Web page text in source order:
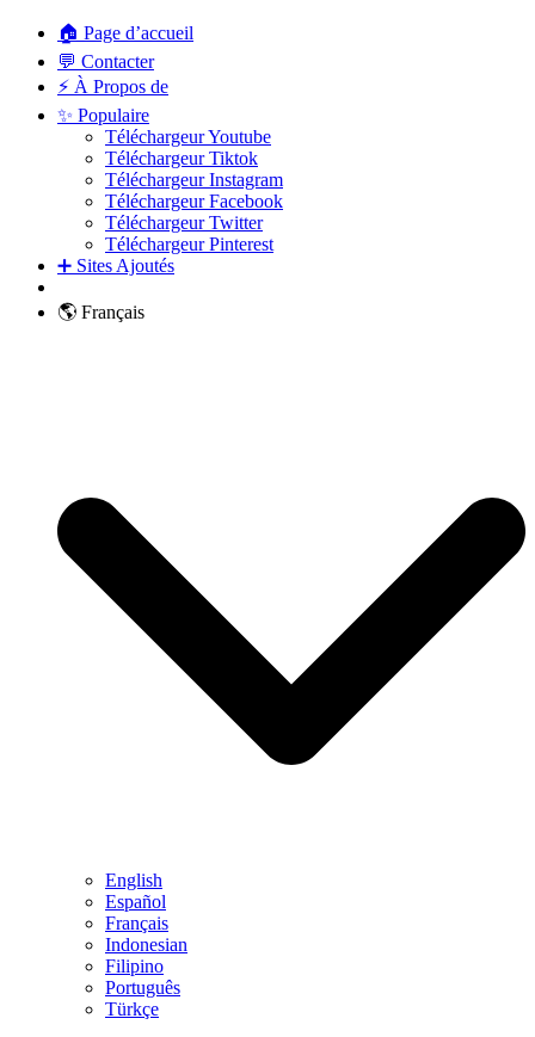
🏠 Page d’accueil
💬 Contacter
⚡ À Propos de
✨ Populaire
Téléchargeur Youtube
Téléchargeur Tiktok
Téléchargeur Instagram
Téléchargeur Facebook
Téléchargeur Twitter
Téléchargeur Pinterest
➕ Sites Ajoutés
🌎 Français
English
Español
Français
Indonesian
Filipino
Português
Türkçe